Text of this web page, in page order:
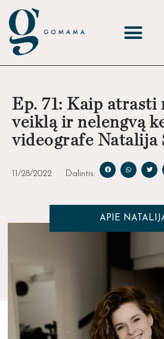
Ep. 71: Kaip atrasti
veiklą ir nelengvą
videografe Natalija
11/28/2022 Dalintis:
APIE